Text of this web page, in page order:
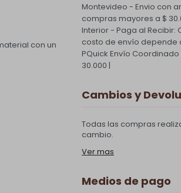
con un
Montevideo - Envio con
compras mayores a $
Interior - Paga al
costo de envío depende
PQuick Envío Coordinado
30.000 |
Cambios y
Todas las compras
cambio.
Ver mas
Medios de pago